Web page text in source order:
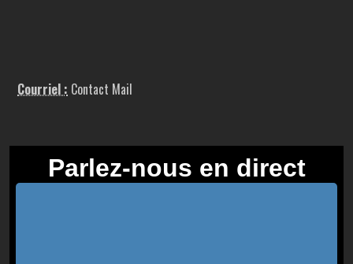
Courriel : Contact Mail